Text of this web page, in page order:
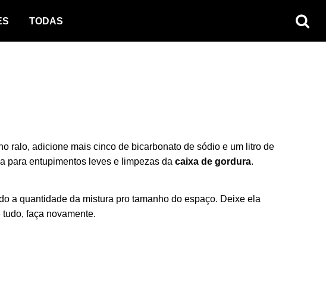
TODAS
ralo, adicione mais cinco de bicarbonato de sódio e um litro de
para entupimentos leves e limpezas da caixa de gordura.
a quantidade da mistura pro tamanho do espaço. Deixe ela
faça novamente.